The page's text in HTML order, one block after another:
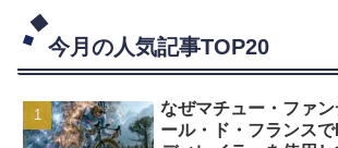
今月の人気記事TOP20
なぜマチュー・ファ
ール・ド・フランス